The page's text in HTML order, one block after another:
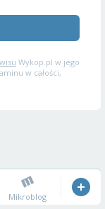
Wykop.pl w jego
w całości,
Mikroblog